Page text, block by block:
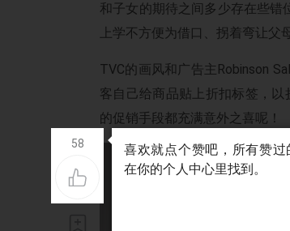
58
和子女的期待之间多少存在些
上学不方便为借口、拐着弯让
TVC的画风和广告主Robinson
客自己给商品贴上折扣标签，以
的促销手段都充满意外之喜呢！